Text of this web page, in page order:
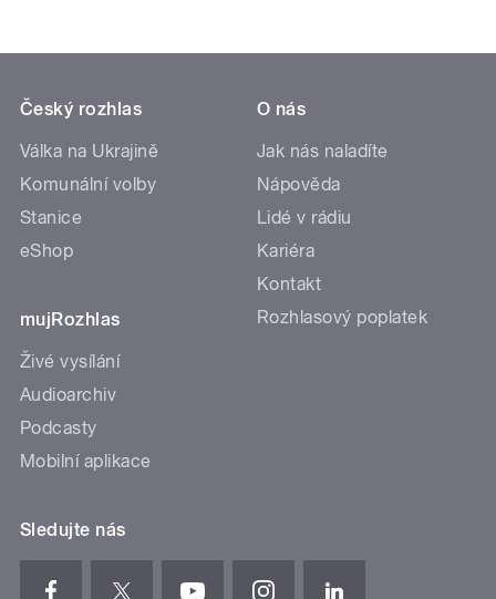
Český rozhlas
Válka na Ukrajině
Komunální volby
Stanice
eShop
mujRozhlas
Živé vysílání
Audioarchiv
Podcasty
Mobilní aplikace
O nás
Jak nás naladíte
Nápověda
Lidé v rádiu
Kariéra
Kontakt
Rozhlasový poplatek
Sledujte nás